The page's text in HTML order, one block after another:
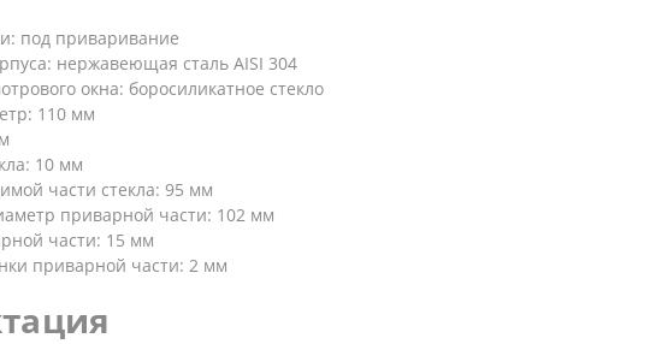
под приваривание
нержавеющая сталь AISI 304
окна: боросиликатное стекло
110 мм
10 мм
части стекла: 95 мм
приварной части: 102 мм
части: 15 мм
приварной части: 2 мм